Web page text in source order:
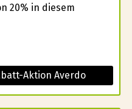
20% in diesem
Aktion Averdo